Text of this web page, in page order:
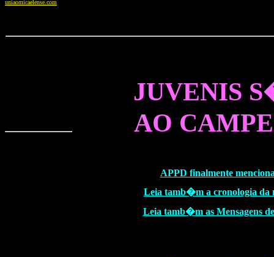
uniaomicaelense.com
JUVENIS
AO
APPD finalmente
Leia tamb�m a cronologia
Leia tamb�m as Mensagens